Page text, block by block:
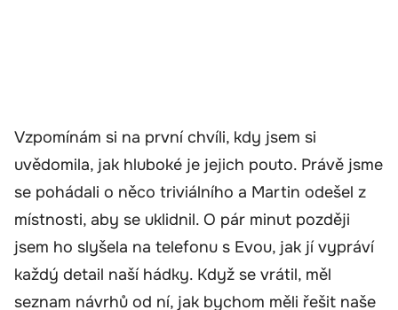
Vzpomínám si na první chvíli, kdy jsem si
uvědomila, jak hluboké je jejich pouto. Právě jsme
se pohádali o něco triviálního a Martin odešel z
místnosti, aby se uklidnil. O pár minut později
jsem ho slyšela na telefonu s Evou, jak jí vypráví
každý detail naší hádky. Když se vrátil, měl
seznam návrhů od ní, jak bychom měli řešit naše